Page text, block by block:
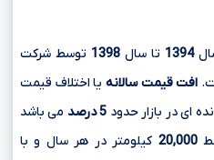
1394 تا سال 1398 توسط شرکت
افت قیمت سالانه یا اختلاف قیمت
5 درصد
می باشد
20,000 کیلومتر در هر سال و با